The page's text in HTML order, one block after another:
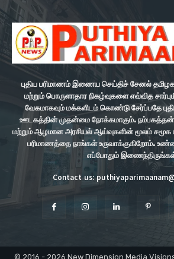
புதிய பரிமாணம் இணைய செய்திச் சேனல்
மற்றும் பொருளாதார நிகழ்வுகளை எவ்வித
வேகமாகவும் மக்களிடம் கொண்டு சேர்ப்பதே
ஊடகத்தின் முதன்மை நோக்கமாகும்.
மற்றும் ஆழமான அரசியல் ஆய்வுகளின் மூலம் சமூக
பரிமாணத்தை நாங்கள் உருவாக்குகிறோம்.
எப்போதும்
Contact us:
© 2016 - 2026 New Dimension Media